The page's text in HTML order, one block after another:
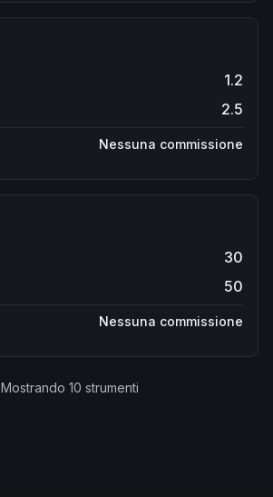
1.2
2.5
Nessuna commissione
30
50
Nessuna commissione
Mostrando 10 strumenti